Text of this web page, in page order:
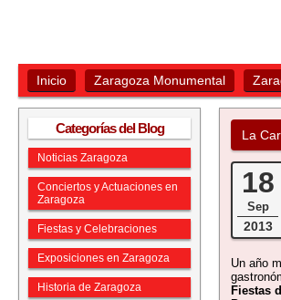
Inicio Zaragoza Monumental
Categorías del Blog
Noticias Zaragoza
Conciertos y Actuaciones en
Zaragoza
Fiestas y Celebraciones
Exposiciones en Zaragoza
Historia de Zaragoza
La
18
Sep
2013
Un año
Fiestas